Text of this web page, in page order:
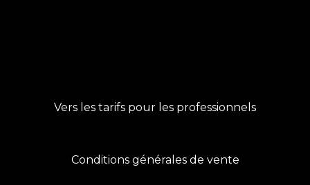
Vers les tarifs pour les professionnels
Conditions générales de vente